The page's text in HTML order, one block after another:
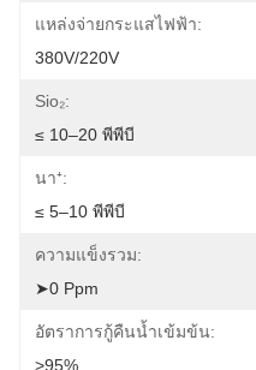
แหล่งจ่ายกระแสไฟฟ้า:
380V/220V
Sio₂:
≤ 10–20 พีพีบี
นา⁺:
≤ 5–10 พีพีบี
ความแข็งรวม:
➤0 Ppm
อัตราการกู้คืนน้ำเข้มข้น:
>95%